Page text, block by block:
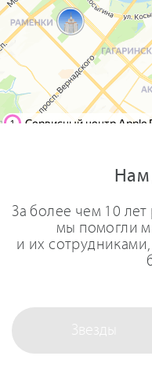
Нам
За более чем 10
мы помогли
и их
Звезды